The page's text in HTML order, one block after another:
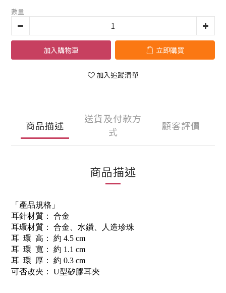
數量
加入購物車 立即購買
加入追蹤清單
商品描述
送貨及付款方
式
顧客評價
商品描述
「產品規格」
耳針材質： 合金
耳環材質： 合金、水鑽、人造珍珠
耳 環 高： 約 4.5 cm
耳 環 寬： 約 1.1 cm
耳 環 厚： 約 0.3 cm
可否改夾： U型矽膠耳夾